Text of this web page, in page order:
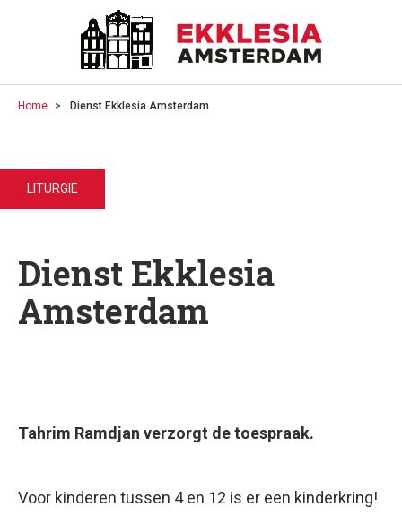
Home Dienst Ekklesia Amsterdam
LITURGIE
Dienst Ekklesia
Amsterdam
Tahrim Ramdjan verzorgt de toespraak.
Voor kinderen tussen 4 en 12 is er een kinderkring!